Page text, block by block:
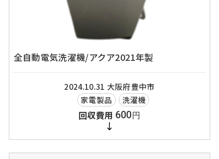
全自動電気洗濯機/アクア2021年製
2024.10.31 大阪府豊中市
家電製品
洗濯機
600円